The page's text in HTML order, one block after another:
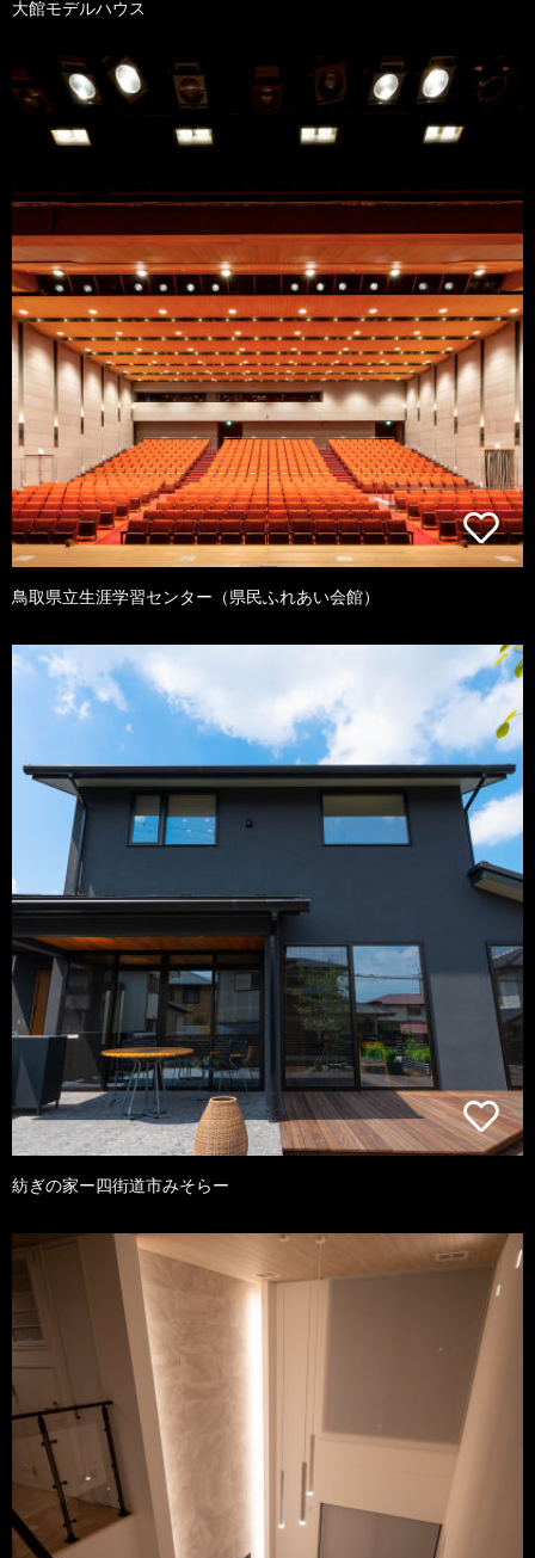
大館モデルハウス
鳥取県立生涯学習センター（県民ふれあい会館）
紡ぎの家ー四街道市みそらー